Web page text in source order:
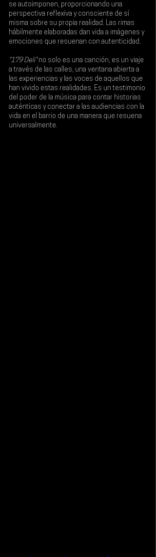
se autoimponen, proporcionando una
perspectiva reflexiva y consciente de sí
misma sobre su propia realidad. Las rimas
hábilmente elaboradas dan vida a imágenes y
emociones que resuenan con autenticidad.
"179 Deli" no solo es una canción, es un viaje
a través de las calles, una ventana abierta a
las experiencias y las voces de aquellos que
han vivido estas realidades. Es un testimonio
del poder de la música para contar historias
auténticas y conectar a las audiencias con la
vida en el barrio de una manera que resuena
universalmente.